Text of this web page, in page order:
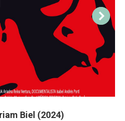
Biel (2024)